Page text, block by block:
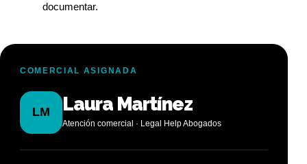
documentar.
COMERCIAL ASIGNADA
LM Laura Martínez
Atención comercial · Legal Help Abogados